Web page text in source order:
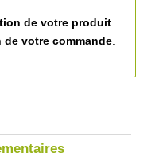
de votre produit
votre commande.